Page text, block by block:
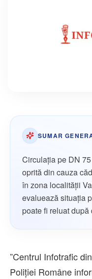
SUMAR
Circulația pe DN
oprită din cauza
în zona localității
evaluează situația
poate fi reluat
”Centrul Infotrafic
Poliţiei Române